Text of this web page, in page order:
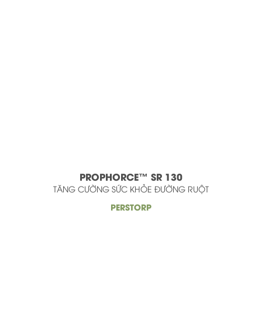
PROPHORCE™ SR 130
TĂNG CƯỜNG SỨC KHỎE ĐƯỜNG RUỘT
PERSTORP